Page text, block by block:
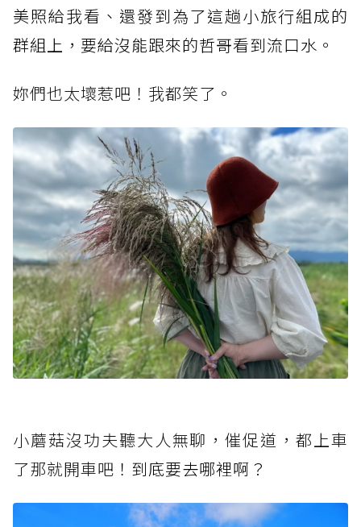
美照給我看、還發到為了這趟小旅行組成的
群組上，要給沒能跟來的哲哥看到流口水。
妳們也太壞惹吧！我都笑了。
小蘑菇沒功夫聽大人無聊，催促道，都上車
了那就開車吧 ！到底要去哪裡啊？